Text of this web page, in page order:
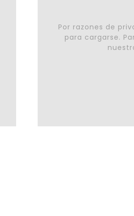
Por razones de
para cargarse.